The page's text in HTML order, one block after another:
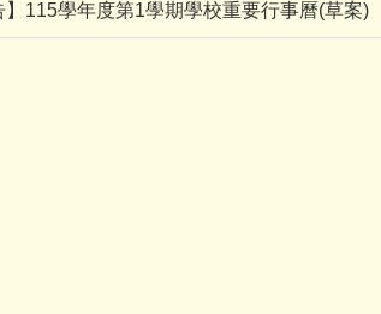
】115學年度第1學期學校重要行事曆(草案)